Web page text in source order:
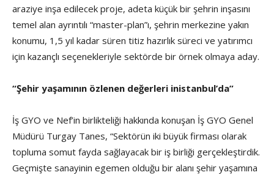
araziye inşa edilecek proje, adeta küçük bir şehrin inşasını
temel alan ayrıntılı “master-plan”ı, şehrin merkezine yakın
konumu, 1,5 yıl kadar süren titiz hazırlık süreci ve yatırımcı
için kazançlı seçenekleriyle sektörde bir örnek olmaya aday.
“Şehir yaşamının özlenen değerleri inistanbul’da”
İş GYO ve Nef’in birlikteliği hakkında konuşan İş GYO Genel
Müdürü Turgay Tanes, “Sektörün iki büyük firması olarak
topluma somut fayda sağlayacak bir iş birliği gerçekleştirdik.
Geçmişte sanayinin egemen olduğu bir alanı şehir yaşamına